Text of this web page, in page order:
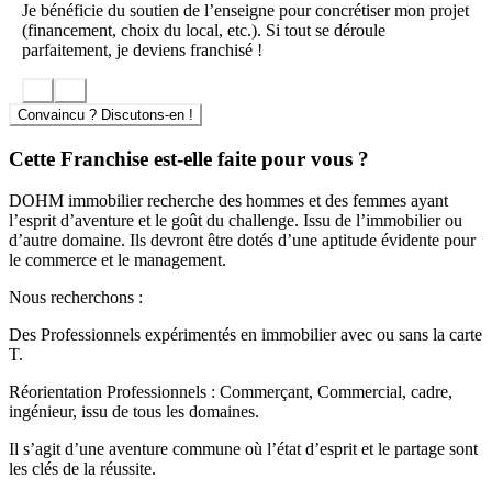
Je bénéficie du soutien de l’enseigne pour concrétiser mon projet
(financement, choix du local, etc.). Si tout se déroule
parfaitement, je deviens franchisé !
Convaincu ? Discutons-en !
Cette Franchise est-elle faite pour vous ?
DOHM immobilier recherche des hommes et des femmes ayant
l’esprit d’aventure et le goût du challenge. Issu de l’immobilier ou
d’autre domaine. Ils devront être dotés d’une aptitude évidente pour
le commerce et le management.
Nous recherchons :
Des Professionnels expérimentés en immobilier avec ou sans la carte
T.
Réorientation Professionnels : Commerçant, Commercial, cadre,
ingénieur, issu de tous les domaines.
Il s’agit d’une aventure commune où l’état d’esprit et le partage sont
les clés de la réussite.